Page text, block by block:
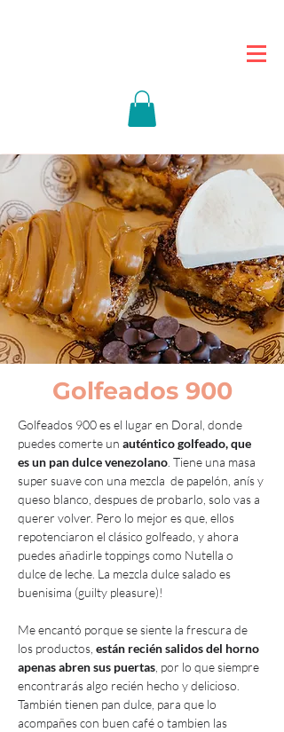
Golfeados 900
Golfeados 900 es el lugar en Doral, donde
puedes comerte un auténtico golfeado, que
es un pan dulce venezolano . Tiene una masa
super suave con una mezcla  de papelón, anís y
queso blanco, despues de probarlo, solo vas a
querer volver. Pero lo mejor es que, ellos
repotenciaron el clásico golfeado, y ahora
puedes añadirle toppings como Nutella o
dulce de leche. La mezcla dulce salado es
buenisima (guilty pleasure)!
Me encantó porque se siente la frescura de
los productos, están recién salidos del horno
apenas abren sus puertas , por lo que siempre
encontrarás algo recién hecho y delicioso.
También tienen pan dulce, para que lo
acompañes con buen café o tambien las